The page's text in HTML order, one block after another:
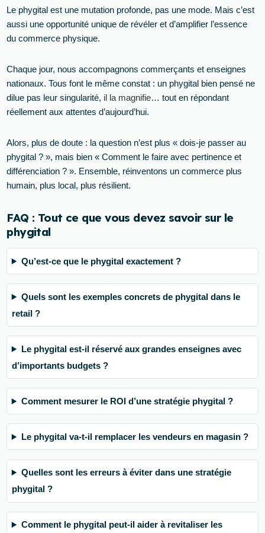
Le phygital est une mutation profonde, pas une mode. Mais c’est
aussi une opportunité unique de révéler et d’amplifier l’essence
du commerce physique.
Chaque jour, nous accompagnons commerçants et enseignes
nationaux. Tous font le même constat : un phygital bien pensé ne
dilue pas leur singularité, il la magnifie… tout en répondant
réellement aux attentes d’aujourd’hui.
Alors, plus de doute : la question n’est plus « dois-je passer au
phygital ? », mais bien « Comment le faire avec pertinence et
différenciation ? ». Ensemble, réinventons un commerce plus
humain, plus local, plus résilient.
FAQ : Tout ce que vous devez savoir sur le
phygital
Qu’est-ce que le phygital exactement ?
Quels sont les exemples concrets de phygital dans le
retail ?
Le phygital est-il réservé aux grandes enseignes avec
d’importants budgets ?
Comment mesurer le ROI d’une stratégie phygital ?
Le phygital va-t-il remplacer les vendeurs en magasin ?
Quelles sont les erreurs à éviter dans une stratégie
phygital ?
Comment le phygital peut-il aider à revitaliser les